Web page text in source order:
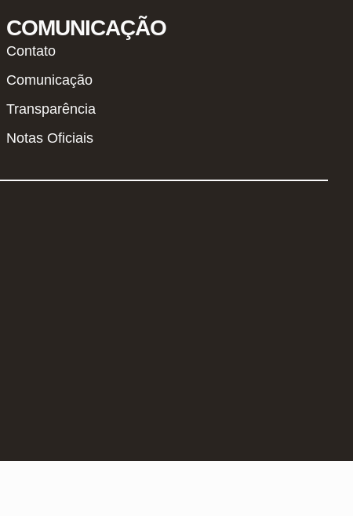
COMUNICAÇÃO
Contato
Comunicação
Transparência
Notas Oficiais